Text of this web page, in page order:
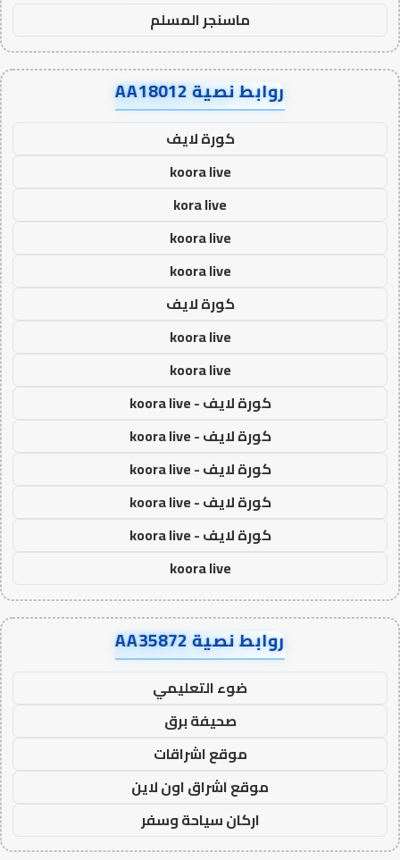
ماسنجر المسلم
روابط نصية AA18012
كورة لايف
koora live
kora live
koora live
koora live
كورة لايف
koora live
koora live
كورة لايف - koora live
كورة لايف - koora live
كورة لايف - koora live
كورة لايف - koora live
كورة لايف - koora live
koora live
روابط نصية AA35872
ضوء التعليمي
صحيفة برق
موقع اشراقات
موقع اشراق اون لاين
اركان سياحة وسفر